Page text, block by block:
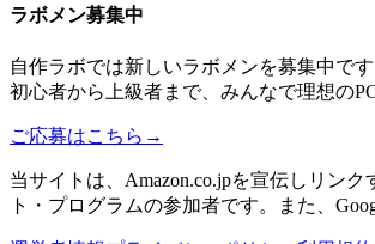
ラボメン募集中
自作ラボでは新しいラボメンを募集中です
初心者から上級者まで、みんなで理想の
ご応募はこちら →
当サイトは、Amazon.co.jpを宣伝しリン
ト・プログラムの参加者です。また、